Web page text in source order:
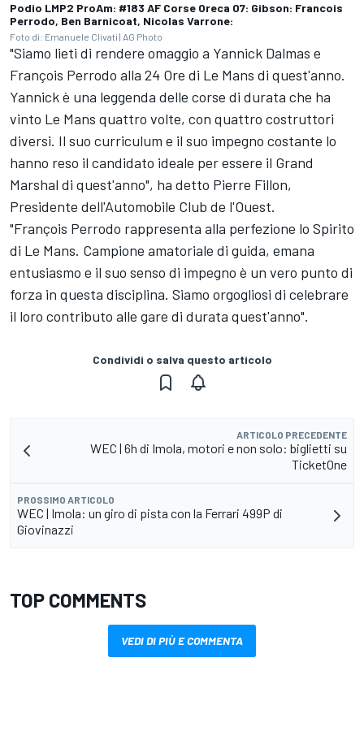
Podio LMP2 ProAm: #183 AF Corse Oreca 07: Gibson: Francois
Perrodo, Ben Barnicoat, Nicolas Varrone:
Foto di: Emanuele Clivati | AG Photo
"Siamo lieti di rendere omaggio a Yannick Dalmas e
François Perrodo alla 24 Ore di Le Mans di quest'anno.
Yannick è una leggenda delle corse di durata che ha
vinto Le Mans quattro volte, con quattro costruttori
diversi. Il suo curriculum e il suo impegno costante lo
hanno reso il candidato ideale per essere il Grand
Marshal di quest'anno", ha detto Pierre Fillon,
Presidente dell'Automobile Club de l'Ouest.
"François Perrodo rappresenta alla perfezione lo Spirito
di Le Mans. Campione amatoriale di guida, emana
entusiasmo e il suo senso di impegno è un vero punto di
forza in questa disciplina. Siamo orgogliosi di celebrare
il loro contributo alle gare di durata quest'anno".
Condividi o salva questo articolo
ARTICOLO PRECEDENTE
WEC | 6h di Imola, motori e non solo: biglietti su
TicketOne
PROSSIMO ARTICOLO
WEC | Imola: un giro di pista con la Ferrari 499P di
Giovinazzi
TOP COMMENTS
VEDI DI PIÙ E COMMENTA